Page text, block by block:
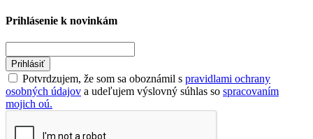
Prihlásenie k novinkám
Prihlásiť
Potvrdzujem, že som sa oboznámil s pravidlami ochrany
osobných údajov a udeľujem výslovný súhlas so spracovaním
mojich oú.